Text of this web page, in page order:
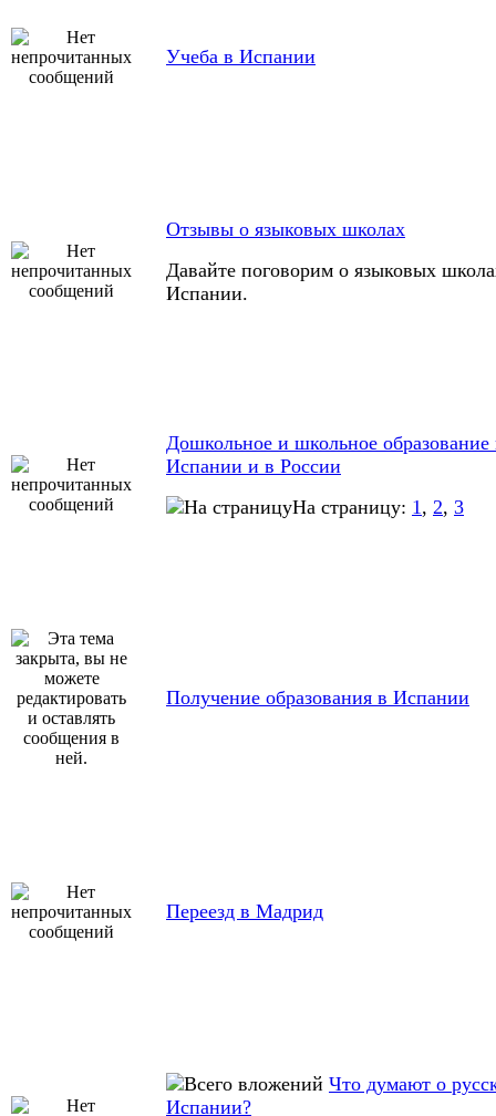
Учеба в Испании
Отзывы о языковых школах
Давайте поговорим о языковых
Испании.
Дошкольное и школьное образование
Испании и в России
На страницу: 1, 2, 3
Получение образования в Испании
Переезд в Мадрид
Что думают о
Испании?